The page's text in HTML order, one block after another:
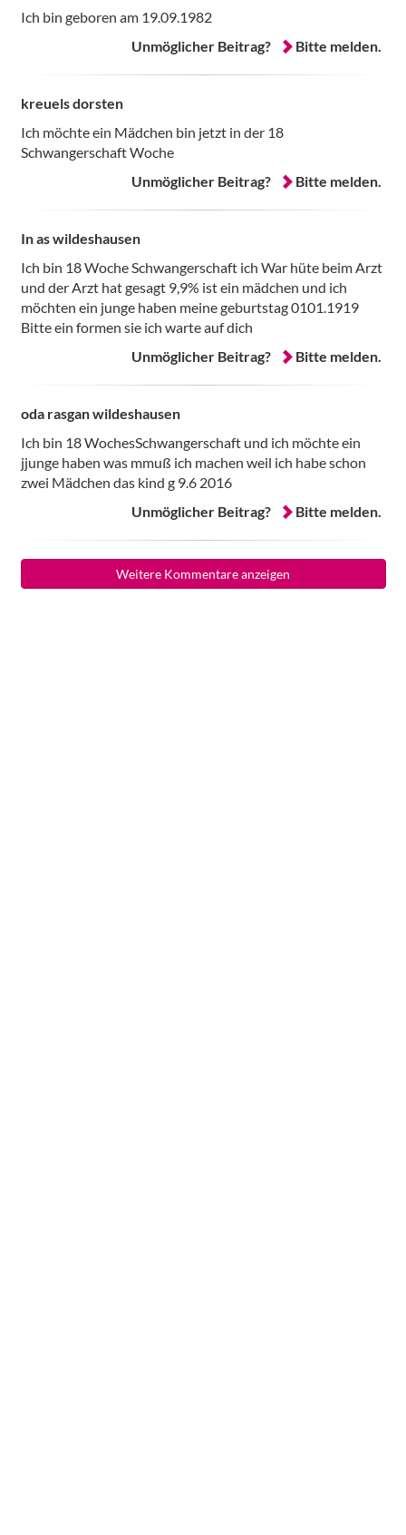
Ich bin geboren am 19.09.1982
Unmöglicher Beitrag?
Bitte melden.
kreuels dorsten
Ich möchte ein Mädchen bin jetzt in der 18
Schwangerschaft Woche
Unmöglicher Beitrag?
Bitte melden.
In as wildeshausen
Ich bin 18 Woche Schwangerschaft ich War hüte beim Arzt
und der Arzt hat gesagt 9,9% ist ein mädchen und ich
möchten ein junge haben meine geburtstag 0101.1919
Bitte ein formen sie ich warte auf dich
Unmöglicher Beitrag?
Bitte melden.
oda rasgan wildeshausen
Ich bin 18 WochesSchwangerschaft und ich möchte ein
jjunge haben was mmuß ich machen weil ich habe schon
zwei Mädchen das kind g 9.6 2016
Unmöglicher Beitrag?
Bitte melden.
Weitere Kommentare anzeigen